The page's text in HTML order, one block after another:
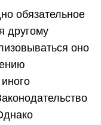
обязательное
другому
оно